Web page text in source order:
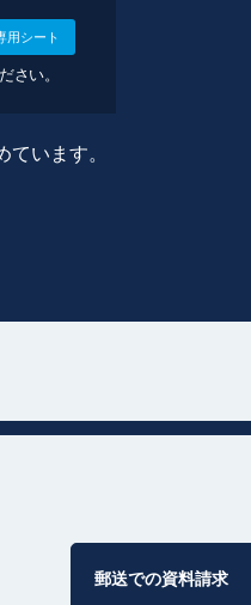
用シート
さい。
います。
郵送での資料請求